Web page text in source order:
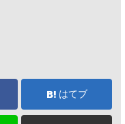
はてブ